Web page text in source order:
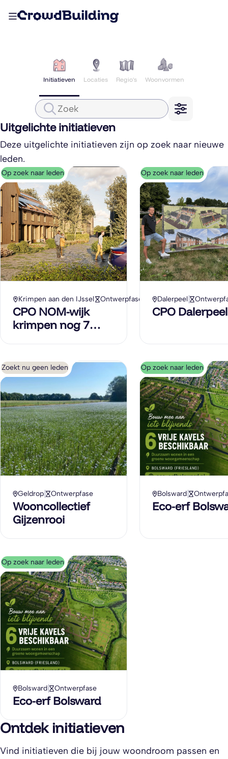
Initiatieven Locaties Regio's Woonvormen
Uitgelichte initiatieven
Deze uitgelichte initiatieven zijn op zoek naar nieuwe
leden.
Op zoek naar leden
Krimpen aan den IJssel Ontwerpfase
CPO NOM-wijk
krimpen nog 7
Op zoek naar leden
Dalerpeel
CPO Dalerpeel
Zoekt nu geen leden
Geldrop Ontwerpfase
Wooncollectief
Gijzenrooi
Op zoek naar leden
Bolsward
Eco-erf
Op zoek naar leden
Bolsward Ontwerpfase
Eco-erf Bolsward
Ontdek initiatieven
Vind initiatieven die bij jouw woondroom passen en